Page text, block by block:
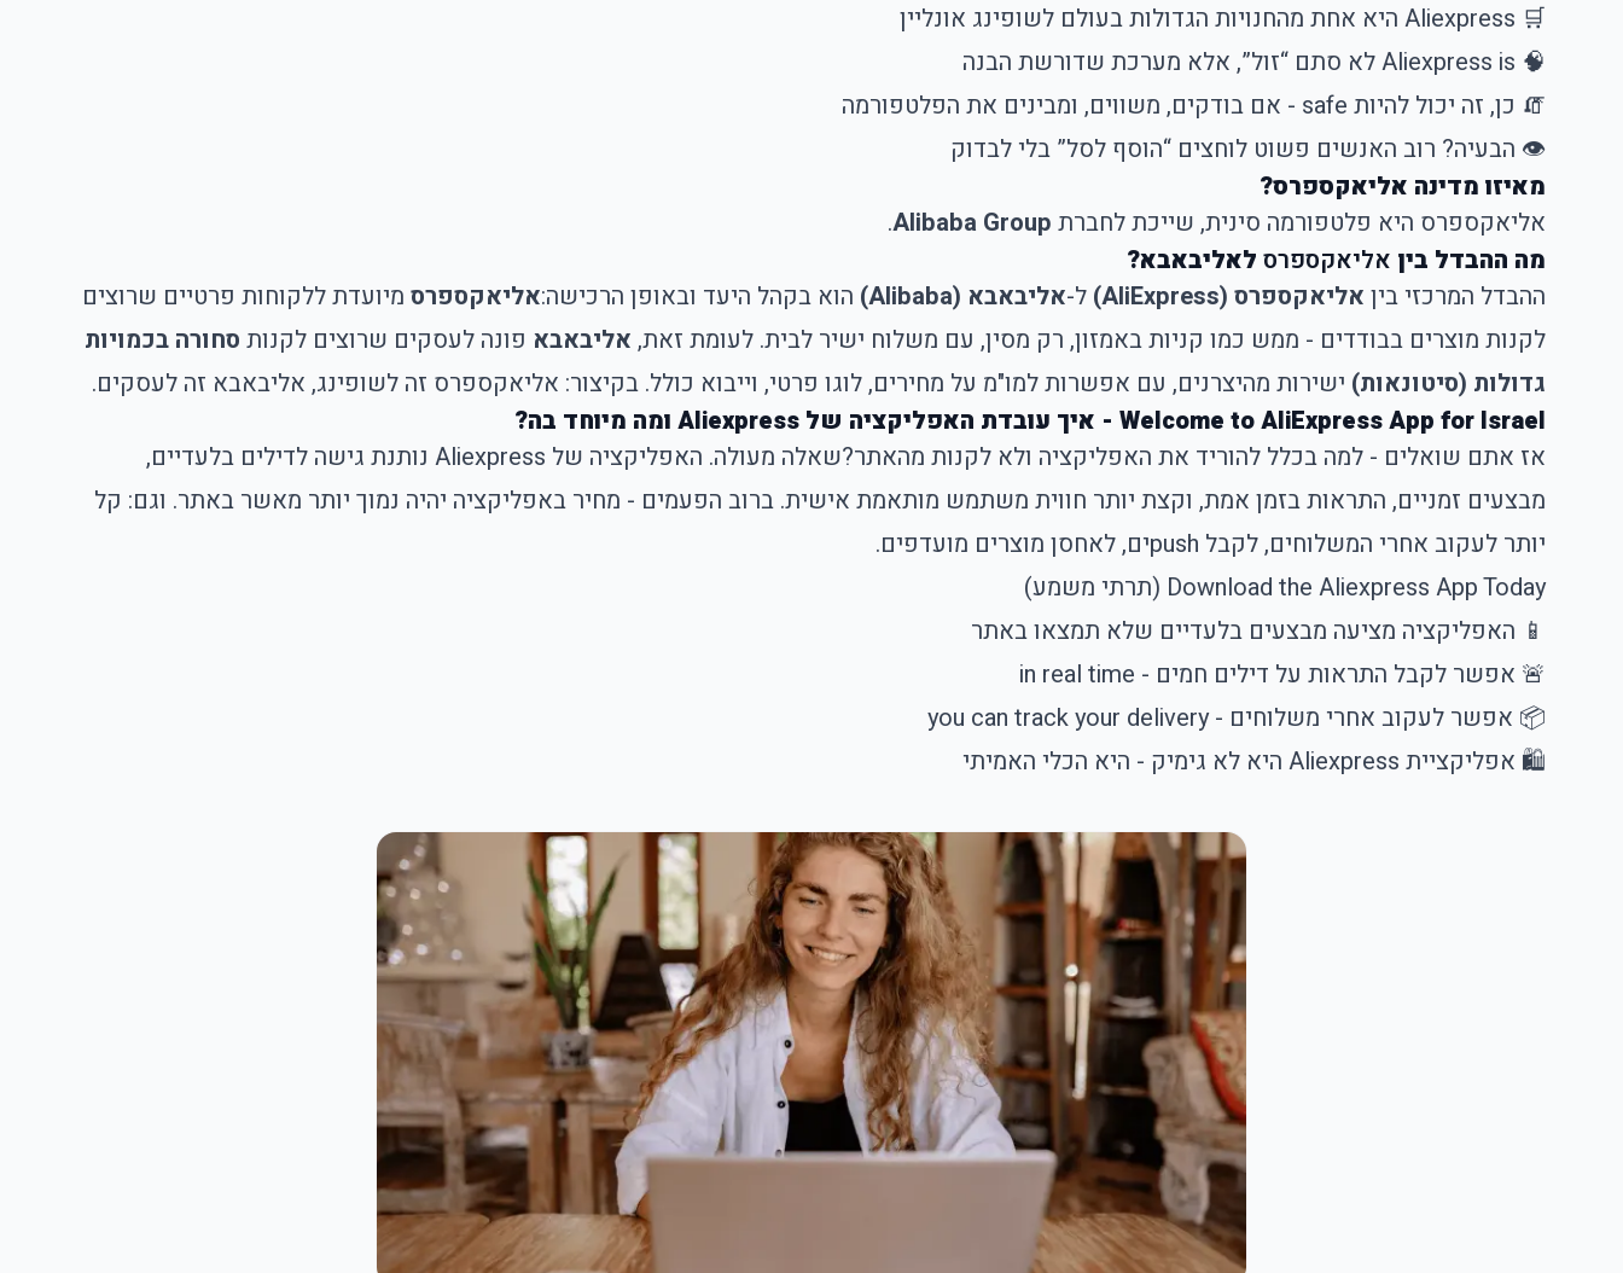
🛒 Aliexpress היא אחת מהחנויות הגדולות בעולם לשופינג אונליין
🧠 Aliexpress is לא סתם “זול”, אלא מערכת שדורשת הבנה
🧯 כן, זה יכול להיות safe - אם בודקים, משווים, ומבינים את הפלטפורמה
👁 הבעיה? רוב האנשים פשוט לוחצים “הוסף לסל” בלי לבדוק
מאיזו מדינה אליאקספרס?
אליאקספרס היא פלטפורמה סינית, שייכת לחברת Alibaba Group
.
מה ההבדל בין אליאקספרס לאליבאבא?
ההבדל המרכזי בין אליאקספרס (AliExpress) ל-אליבאבא (Alibaba) הוא בקהל היעד ובאופן הרכישה:אליאקספרס מיועדת ללקוחות פרטיים שרוצים
לקנות מוצרים בבודדים - ממש כמו קניות באמזון, רק מסין, עם משלוח ישיר לבית. לעומת זאת, אליבאבא פונה לעסקים שרוצים לקנות סחורה בכמויות
גדולות (סיטונאות) ישירות מהיצרנים, עם אפשרות למו"מ על מחירים, לוגו פרטי, וייבוא כולל. בקיצור: אליאקספרס זה לשופינג, אליבאבא זה לעסקים.
Welcome to AliExpress App for Israel - איך עובדת האפליקציה של Aliexpress ומה מיוחד בה?
אז אתם שואלים - למה בכלל להוריד את האפליקציה ולא לקנות מהאתר?
שאלה מעולה. האפליקציה של Aliexpress נותנת גישה לדילים בלעדיים,
מבצעים זמניים, התראות בזמן אמת, וקצת יותר חווית משתמש מותאמת אישית. ברוב הפעמים - מחיר באפליקציה יהיה נמוך יותר מאשר באתר. וגם: קל
יותר לעקוב אחרי המשלוחים, לקבל pushים, לאחסן מוצרים מועדפים.
Download the Aliexpress App Today (תרתי משמע)
📱 האפליקציה מציעה מבצעים בלעדיים שלא תמצאו באתר
🚨 אפשר לקבל התראות על דילים חמים - in real time
📦 אפשר לעקוב אחרי משלוחים - you can track your delivery
🛍 אפליקציית Aliexpress היא לא גימיק - היא הכלי האמיתי